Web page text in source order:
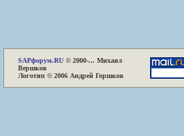
SAPфорум.RU © 2000-... Михаил
Вершков
Логотип © 2006 Андрей Горшков